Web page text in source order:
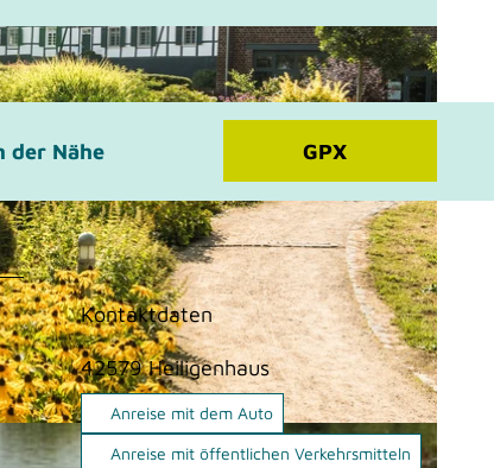
der Nähe GPX
Kontaktdaten
42579Heiligenhaus
Anreise mit dem Auto
Anreise mit öffentlichen Verkehrsmitteln